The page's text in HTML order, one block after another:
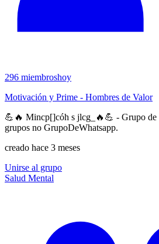
296 miembroshoy
Motivación y Prime - Hombres de Valor
💪🔥 Mincp[]cóh s jlcg_🔥💪 - Grupo de
grupos no GrupoDeWhatsapp.
creado hace 3 meses
Unirse al grupo
Salud Mental